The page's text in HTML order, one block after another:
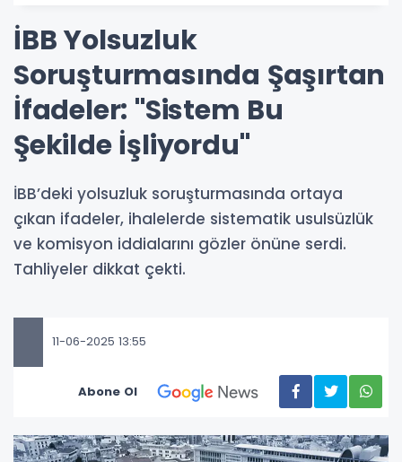
İBB Yolsuzluk
Soruşturmasında Şaşırtan
İfadeler: "Sistem Bu
Şekilde İşliyordu"
İBB’deki yolsuzluk soruşturmasında ortaya
çıkan ifadeler, ihalelerde sistematik usulsüzlük
ve komisyon iddialarını gözler önüne serdi.
Tahliyeler dikkat çekti.
11-06-2025 13:55
Abone Ol